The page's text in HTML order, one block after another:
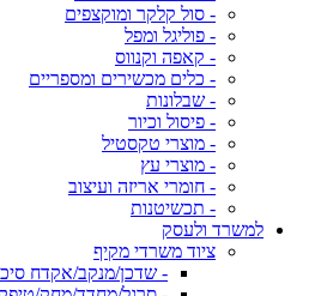
- סול קלקר ומוקצפים
- פוליגל ומפל
- קאפה וקנווס
- כלים מכשירים ומספריים
- שבלונות
- פיסול וכיור
- מוצרי טקסטיל
- מוצרי עץ
- חומרי אריזה ועיצוב
- תכשיטנות
למשרד ולעסק
ציוד משרדי מקיף
- שדכן/מנקב/אקדח